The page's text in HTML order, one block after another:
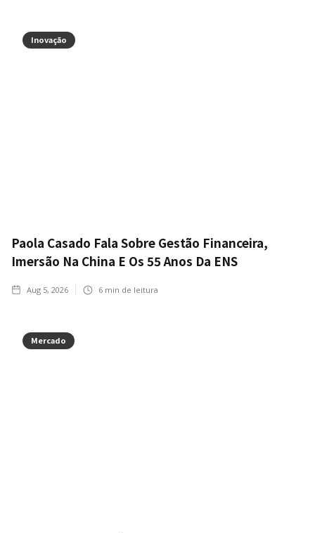
Inovação
Paola Casado Fala Sobre Gestão Financeira,
Imersão Na China E Os 55 Anos Da ENS
Aug 5, 2026 6 min de leitura
Mercado